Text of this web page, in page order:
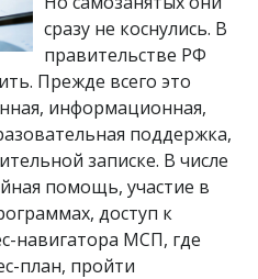
сразу не коснулись. В
правительстве РФ
Прежде всего это
информационная,
поддержка,
записке. В числе
помощь, участие в
доступ к
навигатора МСП, где
план, пройти